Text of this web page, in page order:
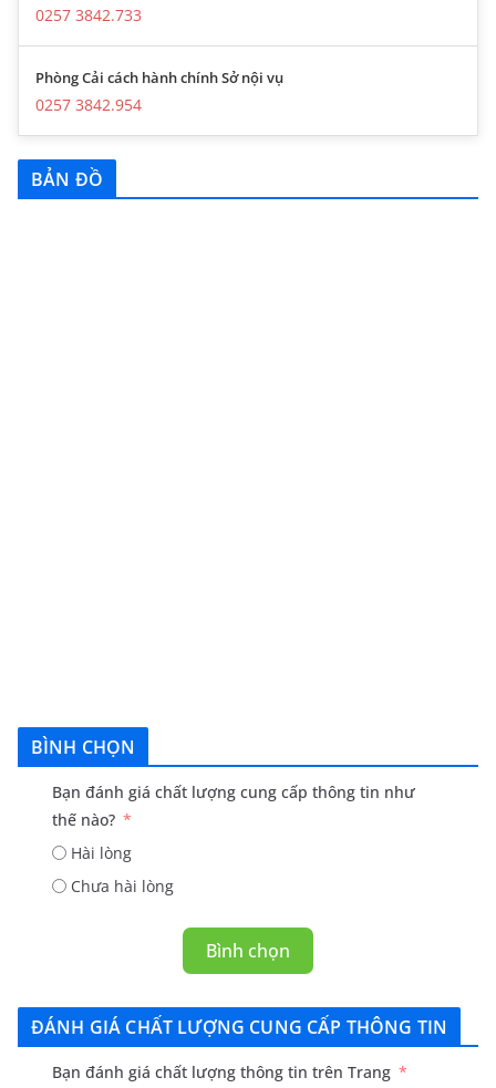
0257 3842.733
Phòng Cải cách hành chính Sở nội vụ
0257 3842.954
BẢN ĐỒ
BÌNH CHỌN
Bạn đánh giá chất lượng cung cấp thông tin như
thế nào?
Hài lòng
Chưa hài lòng
Bình chọn
ĐÁNH GIÁ CHẤT LƯỢNG CUNG CẤP THÔNG TIN
Bạn đánh giá chất lượng thông tin trên Trang